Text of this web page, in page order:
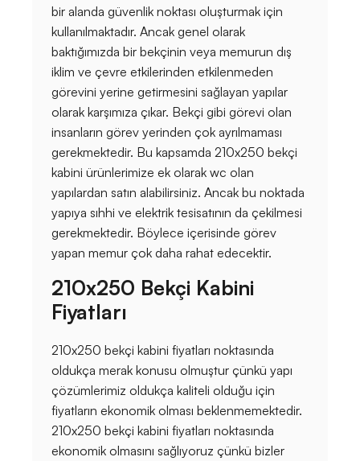
bir alanda güvenlik noktası oluşturmak için
kullanılmaktadır. Ancak genel olarak
baktığımızda bir bekçinin veya memurun dış
iklim ve çevre etkilerinden etkilenmeden
görevini yerine getirmesini sağlayan yapılar
olarak karşımıza çıkar. Bekçi gibi görevi olan
insanların görev yerinden çok ayrılmaması
gerekmektedir. Bu kapsamda 210x250 bekçi
kabini ürünlerimize ek olarak wc olan
yapılardan satın alabilirsiniz. Ancak bu noktada
yapıya sıhhi ve elektrik tesisatının da çekilmesi
gerekmektedir. Böylece içerisinde görev
yapan memur çok daha rahat edecektir.
210x250 Bekçi Kabini
Fiyatları
210x250 bekçi kabini fiyatları noktasında
oldukça merak konusu olmuştur çünkü yapı
çözümlerimiz oldukça kaliteli olduğu için
fiyatların ekonomik olması beklenmemektedir.
210x250 bekçi kabini fiyatları noktasında
ekonomik olmasını sağlıyoruz çünkü bizler